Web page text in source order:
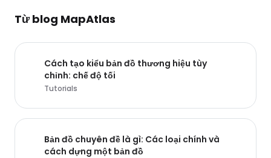
Từ blog MapAtlas
Cách tạo kiểu bản đồ thương hiệu tùy
chỉnh: chế độ tối
Tutorials
Bản đồ chuyên đề là gì: Các loại chính và
cách dựng một bản đồ